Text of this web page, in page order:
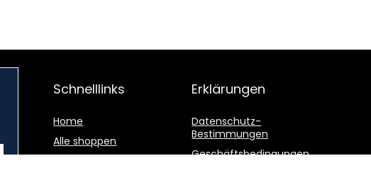
Schnelllinks
Home
Alle shoppen
Erklärungen
Datenschutz-
Bestimmungen
Geschäftsbedingungen